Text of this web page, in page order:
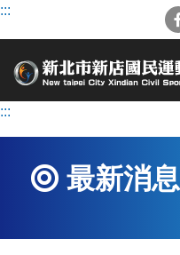
跳
容
:::
:::
最新消息